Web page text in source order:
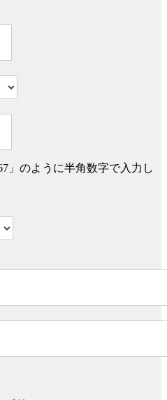
」のように半角数字で入力し